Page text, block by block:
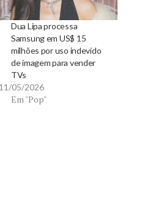
Dua Lipa processa
Samsung em US$ 15
milhões por uso indevido
de imagem para vender
TVs
11/05/2026
Em "Pop"